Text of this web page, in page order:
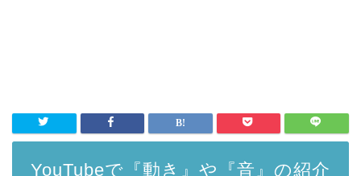
YouTubeで『動き』や『音』の紹介